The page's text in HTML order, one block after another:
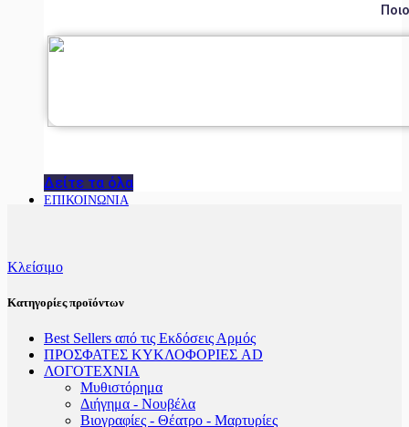
Δείτε τα όλα
ΕΠΙΚΟΙΝΩΝΙΑ
Κλείσιμο
Κατηγορίες προϊόντων
Best Sellers από τις Εκδόσεις Αρμός
ΠΡΟΣΦΑΤΕΣ ΚΥΚΛΟΦΟΡΙΕΣ AD
ΛΟΓΟΤΕΧΝΙΑ
Μυθιστόρημα
Διήγημα - Νουβέλα
Βιογραφίες - Θέατρο - Μαρτυρίες